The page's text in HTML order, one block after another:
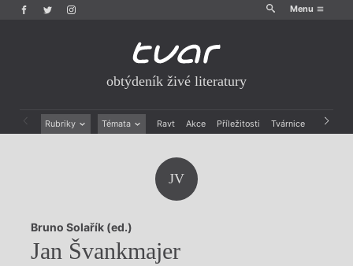
Menu
obtýdeník živé literatury
Rubriky Témata Ravt Akce Příležitosti Tvárnice Archiv
Rozhovory
Dokument
Výroční ceny
JV
Bruno Solařík (ed.)
Jan Švankmajer